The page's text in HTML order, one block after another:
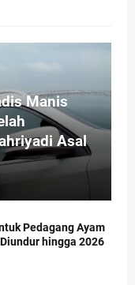
Manis
Asal
Pedagang Ayam
hingga 2026